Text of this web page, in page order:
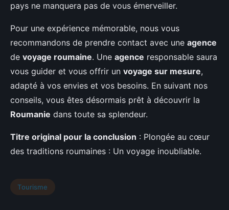
pays ne manquera pas de vous émerveiller.
Pour une expérience mémorable, nous vous
recommandons de prendre contact avec une agence
de voyage roumaine. Une agence responsable saura
vous guider et vous offrir un voyage sur mesure,
adapté à vos envies et vos besoins. En suivant nos
conseils, vous êtes désormais prêt à découvrir la
Roumanie dans toute sa splendeur.
Titre original pour la conclusion : Plongée au cœur
des traditions roumaines : Un voyage inoubliable.
Tourisme